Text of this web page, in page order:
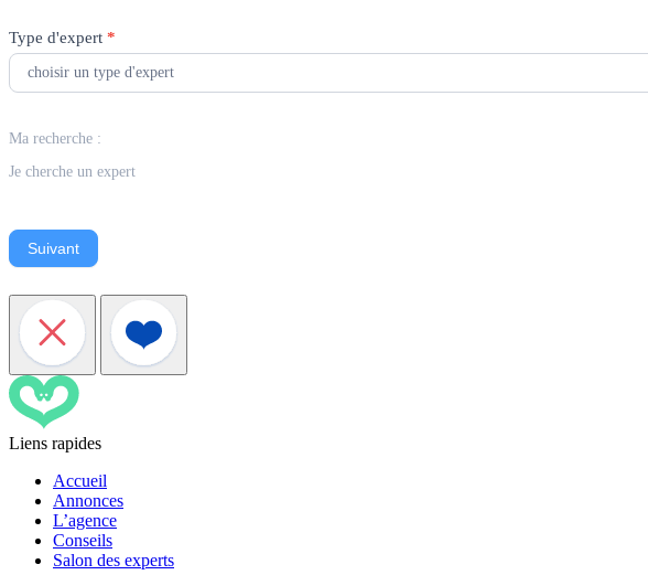
Type d'expert *
Ma recherche :
Je cherche un expert
Suivant
Liens rapides
Accueil
Annonces
L’agence
Conseils
Salon des experts